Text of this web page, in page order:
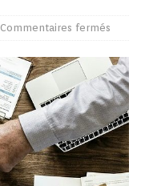
Commentaires fermés